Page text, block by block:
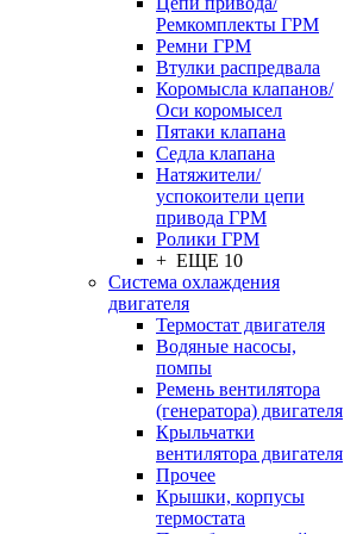
Ремкомплекты ГРМ
Ремни ГРМ
Втулки распредвала
Коромысла клапанов/
Оси коромысел
Пятаки клапана
Седла клапана
Натяжители/
успокоители цепи
привода ГРМ
Ролики ГРМ
+ ЕЩЕ 10
Система охлаждения
двигателя
Термостат двигателя
Водяные насосы,
помпы
Ремень вентилятора
(генератора) двигателя
Крыльчатки
вентилятора двигателя
Прочее
Крышки, корпусы
термостата